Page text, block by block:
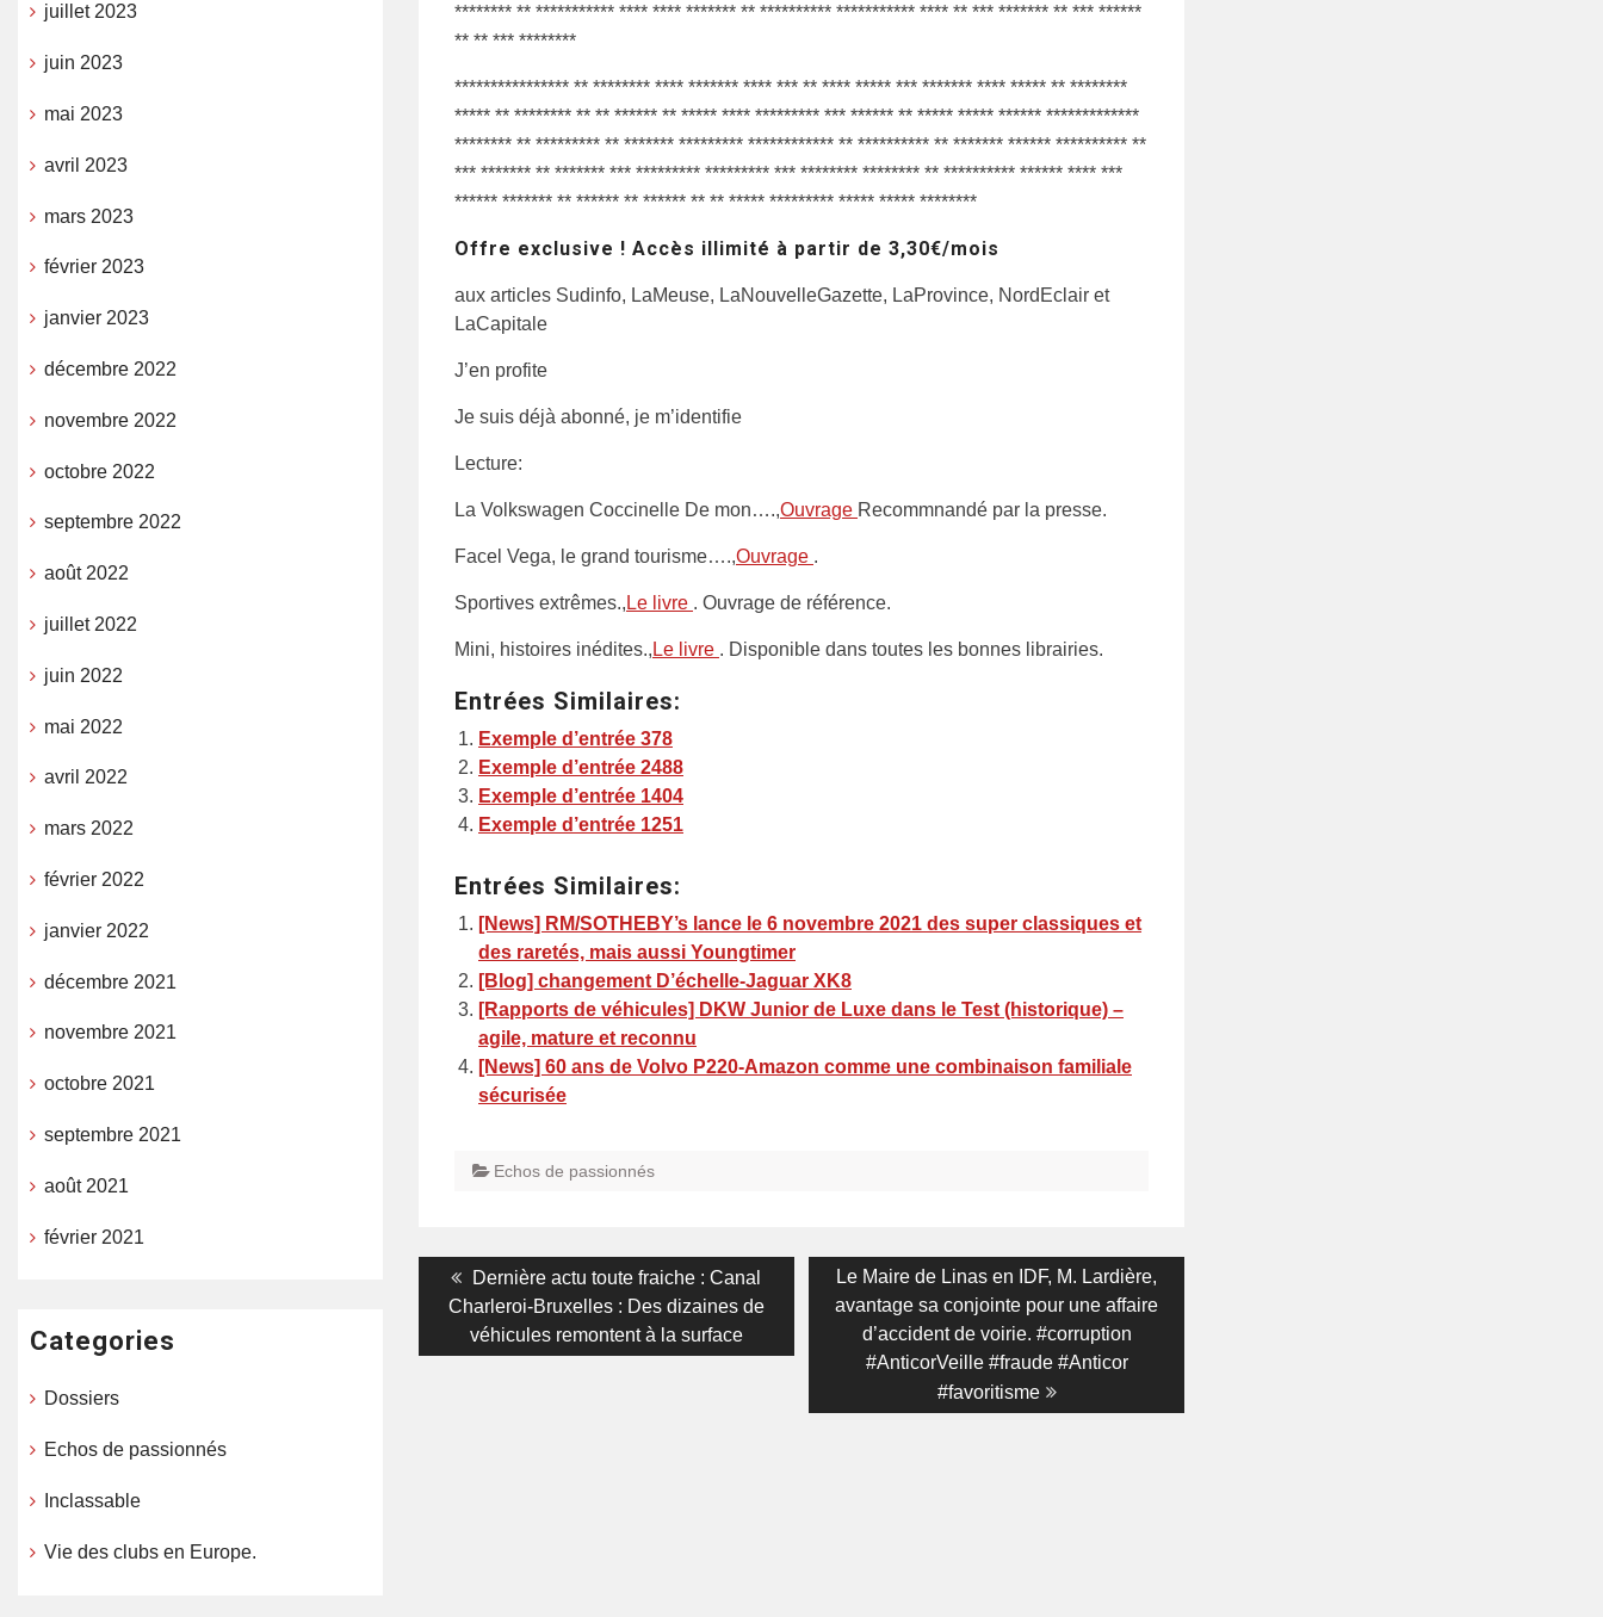
******** ** *********** **** **** ******* ** ********** *********** **** ** *** ******* ** *** ******
** ** *** ********
**************** ** ******** **** ******* **** *** ** **** ***** *** ******* **** ***** ** ********
***** ** ******** ** ** ****** ** ***** **** ********* *** ****** ** ***** ***** ****** *************
******** ** ********* ** ******* ********* ************ ** ********** ** ******* ****** ********** **
*** ******* ** ******* *** ********* ********* *** ******** ******** ** ********** ****** **** ***
****** ******* ** ****** ** ****** ** ** ***** ********* ***** ***** ********
Offre exclusive ! Accès illimité à partir de 3,30€/mois
aux articles Sudinfo, LaMeuse, LaNouvelleGazette, LaProvince, NordEclair et
LaCapitale
J’en profite
Je suis déjà abonné, je m’identifie
Lecture:
La Volkswagen Coccinelle De mon….,Ouvrage Recommnandé par la presse.
Facel Vega, le grand tourisme….,Ouvrage .
Sportives extrêmes., Le livre . Ouvrage de référence.
Mini, histoires inédites., Le livre . Disponible dans toutes les bonnes librairies.
Entrées Similaires:
Exemple d’entrée 378
Exemple d’entrée 2488
Exemple d’entrée 1404
Exemple d’entrée 1251
Entrées Similaires:
[News] RM/SOTHEBY’s lance le 6 novembre 2021 des super classiques et
des raretés, mais aussi Youngtimer
[Blog] changement D’échelle-Jaguar XK8
[Rapports de véhicules] DKW Junior de Luxe dans le Test (historique) –
agile, mature et reconnu
[News] 60 ans de Volvo P220-Amazon comme une combinaison familiale
sécurisée
Echos de passionnés
Navigation
de
l’article
Previous
post:
Dernière actu toute fraiche : Canal
Charleroi-Bruxelles : Des dizaines de
véhicules remontent à la surface
Next
post:
Le Maire de Linas en IDF, M. Lardière,
avantage sa conjointe pour une affaire
d’accident de voirie. #corruption
#AnticorVeille #fraude #Anticor
#favoritisme
juillet 2023
juin 2023
mai 2023
avril 2023
mars 2023
février 2023
janvier 2023
décembre 2022
novembre 2022
octobre 2022
septembre 2022
août 2022
juillet 2022
juin 2022
mai 2022
avril 2022
mars 2022
février 2022
janvier 2022
décembre 2021
novembre 2021
octobre 2021
septembre 2021
août 2021
février 2021
Categories
Dossiers
Echos de passionnés
Inclassable
Vie des clubs en Europe.